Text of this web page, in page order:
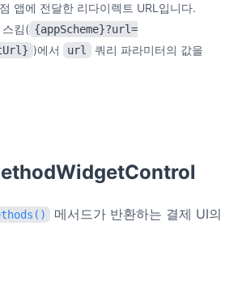
앱에 전달한 리다이렉트 URL입니다.
스킴( {appScheme}?url=
)에서 url
쿼리 파라미터의 값을
메서드가 반환하는 결제 UI의